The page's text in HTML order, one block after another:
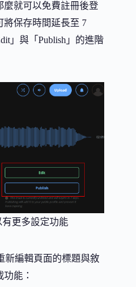
麼就可以免費註冊後登
將保存時間延長至 7
」與「Publish」的進階
更多設定功能
新編輯頁面的標題與敘
能：